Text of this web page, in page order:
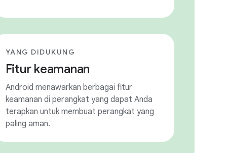
YANG DIDUKUNG
Fitur keamanan
Android menawarkan berbagai fitur
keamanan di perangkat yang dapat Anda
terapkan untuk membuat perangkat yang
paling aman.